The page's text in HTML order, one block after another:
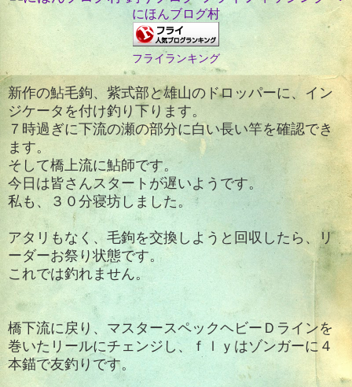
にほんブログ村
フライランキング
新作の鮎毛鉤、紫式部と雄山のドロッパーに、イン
ジケータを付け釣り下ります。
７時過ぎに下流の瀬の部分に白い長い竿を確認でき
ます。
そして橋上流に鮎師です。
今日は皆さんスタートが遅いようです。
私も、３０分寝坊しました。
アタリもなく、毛鉤を交換しようと回収したら、リ
ーダーお祭り状態です。
これでは釣れません。
橋下流に戻り、マスタースペックヘビーＤラインを
巻いたリールにチェンジし、ｆｌｙはゾンガーに４
本錨で友釣りです。